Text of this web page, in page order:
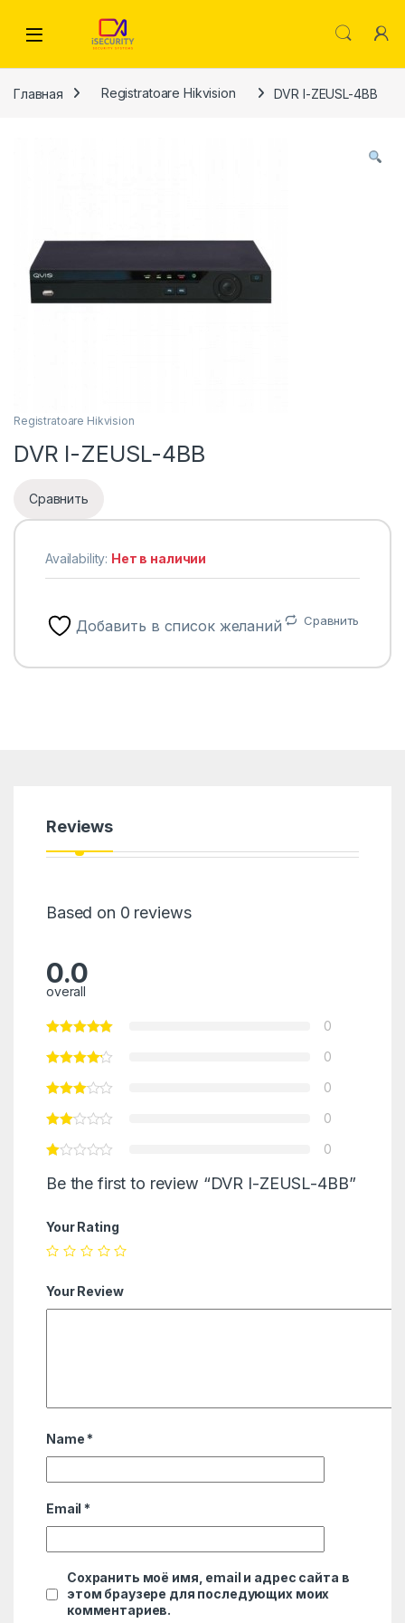
Главная Registratoare Hikvision DVR I-ZEUSL-4BB
Registratoare Hikvision
DVR I-ZEUSL-4BB
Сравнить
Availability: Нет в наличии
Добавить в список желаний Сравнить
Reviews
Based on 0 reviews
0.0
overall
0
0
0
0
0
Be the first to review “DVR I-ZEUSL-4BB”
Your Rating
Your Review
Name *
Email *
Сохранить моё имя, email и адрес сайта в
этом браузере для последующих моих
комментариев.